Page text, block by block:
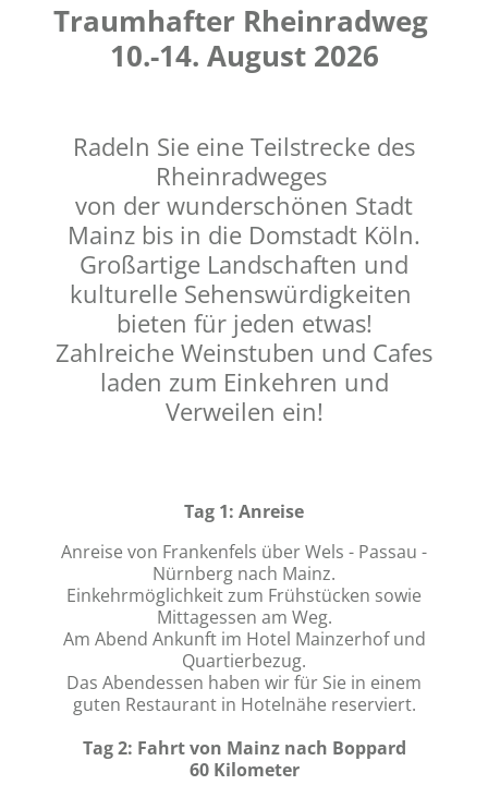
Traumhafter Rheinradweg
10.-14. August 2026
Radeln Sie eine Teilstrecke des
Rheinradweges
von der wunderschönen Stadt
Mainz bis in die Domstadt Köln.
Großartige Landschaften und
kulturelle Sehenswürdigkeiten
bieten für jeden etwas!
Zahlreiche Weinstuben und Cafes
laden zum Einkehren und
Verweilen ein!
Tag 1: Anreise
Anreise von Frankenfels über Wels - Passau -
Nürnberg nach Mainz.
Einkehrmöglichkeit zum Frühstücken sowie
Mittagessen am Weg.
Am Abend Ankunft im Hotel Mainzerhof und
Quartierbezug.
Das Abendessen haben wir für Sie in einem
guten Restaurant in Hotelnähe reserviert.
Tag 2: Fahrt von Mainz nach Boppard
60 Kilometer